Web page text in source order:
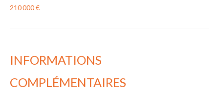
210 000 €
INFORMATIONS
COMPLÉMENTAIRES